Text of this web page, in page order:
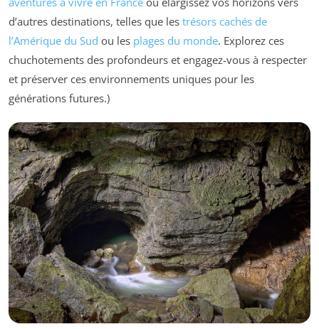
d’autres destinations, telles que les trésors cachés de
l’Amérique du Sud ou les plages du monde. Explorez ces
chuchotements des profondeurs et engagez-vous à respecter
et préserver ces environnements uniques pour les
générations futures.)